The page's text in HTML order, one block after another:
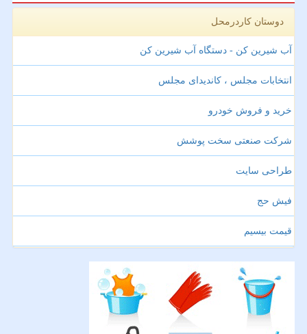
دوستان کاردرمحل
آب شیرین کن - دستگاه آب شیرین کن
انتخابات مجلس ، کاندیدای مجلس
خرید و فروش خودرو
شرکت صنعتی سخت پوشش
طراحی سایت
فیش حج
قیمت بیسیم